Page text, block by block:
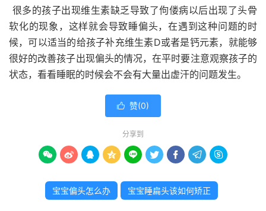
很多的孩子出现维生素缺乏导致了佝偻病以后出现了头骨
软化的现象，这样就会导致睡偏头，在遇到这种问题的时
候，可以适当的给孩子补充维生素D或者是钙元素，就能够
很好的改善孩子出现偏头的情况，在平时要注意观察孩子的
状态，看看睡眠的时候会不会有大量出虚汗的问题发生。
 赞(0)
分享到
        
宝宝偏头怎么办 宝宝睡扁头该如何矫正